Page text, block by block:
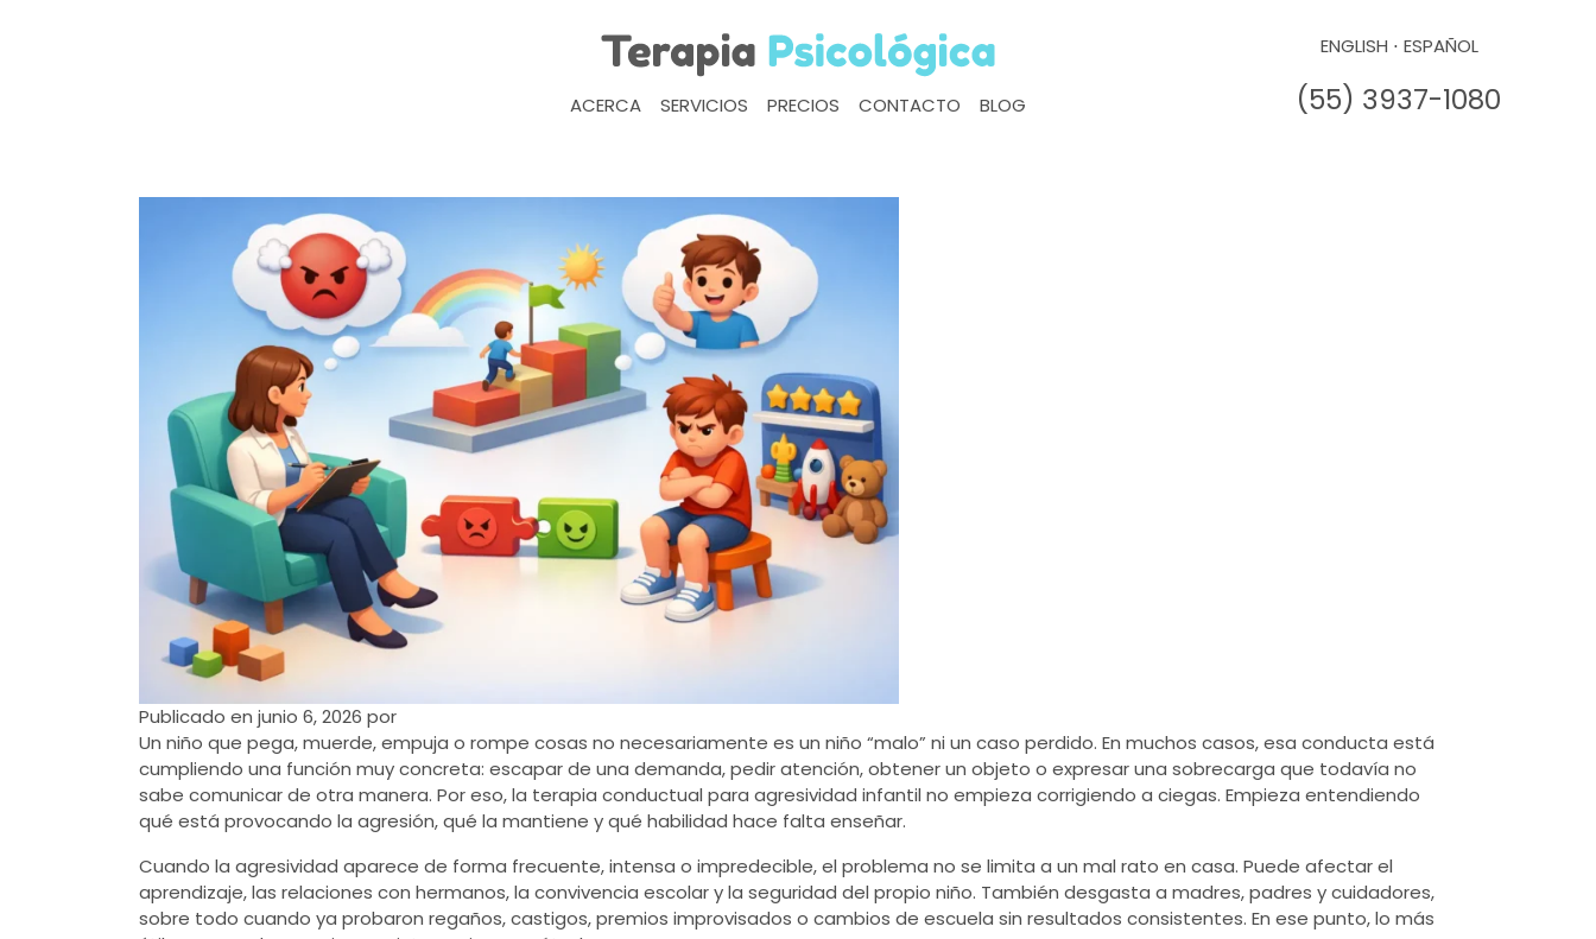
ENGLISH ⋅ ESPAÑOL
(55) 3937-1080
ACERCA SERVICIOS PRECIOS CONTACTO BLOG
Publicado en junio 6, 2026 por
Un niño que pega, muerde, empuja o rompe cosas no necesariamente es un niño “malo” ni un caso perdido. En muchos casos, esa conducta está
cumpliendo una función muy concreta: escapar de una demanda, pedir atención, obtener un objeto o expresar una sobrecarga que todavía no
sabe comunicar de otra manera. Por eso, la terapia conductual para agresividad infantil no empieza corrigiendo a ciegas. Empieza entendiendo
qué está provocando la agresión, qué la mantiene y qué habilidad hace falta enseñar.
Cuando la agresividad aparece de forma frecuente, intensa o impredecible, el problema no se limita a un mal rato en casa. Puede afectar el
aprendizaje, las relaciones con hermanos, la convivencia escolar y la seguridad del propio niño. También desgasta a madres, padres y cuidadores,
sobre todo cuando ya probaron regaños, castigos, premios improvisados o cambios de escuela sin resultados consistentes. En ese punto, lo más